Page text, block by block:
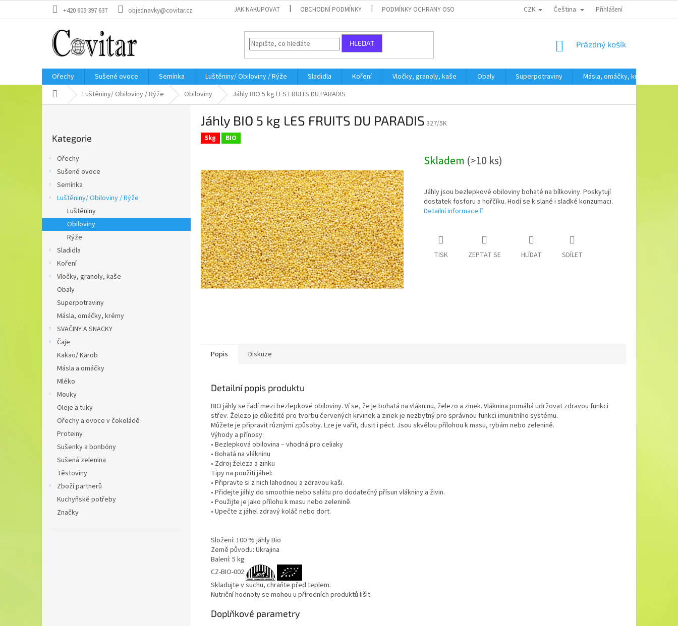
+420 605 397 637 objednavky@covitar.cz JAK NAKUPOVAT OBCHODNÍ PODMÍNKY PODMÍNKY OCHRANY OSOBNÍCH ÚDAJŮ CZK Čeština Přihlášení
HLEDAT
NÁKUPNÍ
Prázdný košík
Ořechy Sušené ovoce Semínka Luštěniny/ Obiloviny / Rýže Sladidla Koření Vločky, granoly, kaše Obaly Superpotraviny Másla, omáčky, krémy
Domů Luštěniny/ Obiloviny / Rýže Obiloviny Jáhly BIO 5 kg LES FRUITS DU PARADIS
a
n
kategorie
Kategorie
Ořechy
Sušené ovoce
Semínka
Luštěniny/ Obiloviny / Rýže
Luštěniny
Obiloviny
Rýže
Sladidla
Koření
Vločky, granoly, kaše
Obaly
Superpotraviny
Másla, omáčky, krémy
SVAČINY A SNACKY
Čaje
Kakao/ Karob
Másla a omáčky
Mléko
Mouky
Oleje a tuky
Ořechy a ovoce v čokoládě
Proteiny
Sušenky a bonbóny
Sušená zelenina
Těstoviny
Zboží partnerů
Kuchyňské potřeby
Značky
Jáhly BIO 5 kg LES FRUITS DU PARADIS 327/5K
5kg BIO
Skladem (>10 ks)
Jáhly jsou bezlepkové obiloviny bohaté na bílkoviny. Poskytují
dostatek fosforu a hořčíku. Hodí se k slané i sladké konzumaci.
Detailní informace
TISK ZEPTAT SE HLÍDAT SDÍLET
Popis Diskuze
Detailní popis produktu
BIO jáhly se řadí mezi bezlepkové obiloviny. Ví se, že je bohatá na vlákninu, železo a zinek. Vláknina pomáhá udržovat zdravou funkci
střev. Železo je důležité pro tvorbu červených krvinek a zinek je nezbytný pro správnou funkci imunitního systému.
Můžete je připravit různými způsoby. Lze je vařit, dusit i péct. Jsou skvělou přílohou k masu, rybám nebo zelenině.
Výhody a přínosy:
• Bezlepková obilovina – vhodná pro celiaky
• Bohatá na vlákninu
• Zdroj železa a zinku
Tipy na použití jáhel:
• Připravte si z nich lahodnou a zdravou kaši.
• Přidejte jáhly do smoothie nebo salátu pro dodatečný přísun vlákniny a živin.
• Použijte je jako přílohu k masu nebo zelenině.
• Upečte z jáhel zdravý koláč nebo dort.
Složení: 100 % jáhly Bio
Země původu: Ukrajina
Balení: 5 kg
CZ-BIO-002
Skladujte v suchu, chraňte před teplem.
Nutriční hodnoty se mohou u přírodních produktů lišit.
Doplňkové parametry